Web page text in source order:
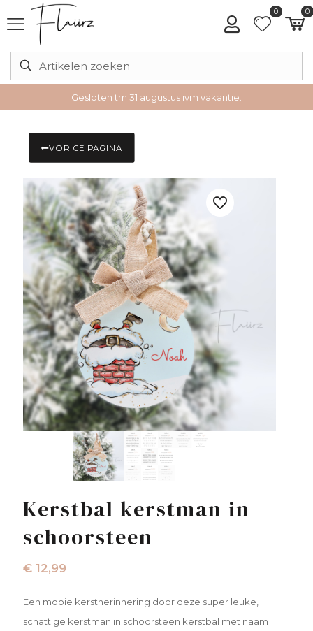
0 0
Gesloten tm 31 augustus ivm vakantie.
VORIGE PAGINA
Kerstbal kerstman in
schoorsteen
€ 12,99
Een mooie kerstherinnering door deze super leuke,
schattige kerstman in schoorsteen kerstbal met naam